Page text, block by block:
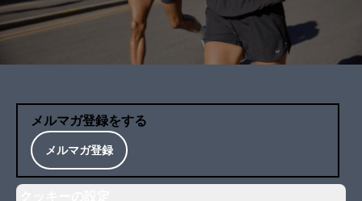
メルマガ登録をする
メルマガ登録